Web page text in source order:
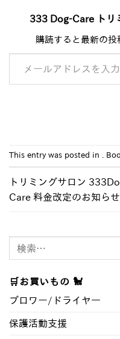
333 Dog-Care トリ
購読すると最新の投
メールアドレスを入力...
This entry was posted in .
トリミングサロン
Care 料金改定のお知ら
象:
🛒お買いもの 🐩
ブロワー/ドライヤ―
保護活動支援